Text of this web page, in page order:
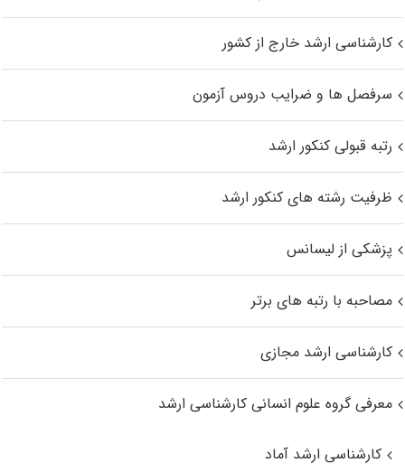
کارشناسی ارشد خارج از کشور
سرفصل ها و ضرایب دروس آزمون
رتبه قبولی کنکور ارشد
ظرفیت رشته های کنکور ارشد
پزشکی از لیسانس
مصاحبه با رتبه های برتر
کارشناسی ارشد مجازی
معرفی گروه علوم انسانی کارشناسی ارشد
کارشناسی ارشد آماد